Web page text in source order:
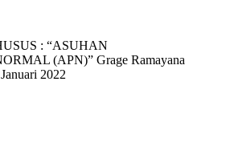
: “ASUHAN
(APN)” Grage Ramayana
2022